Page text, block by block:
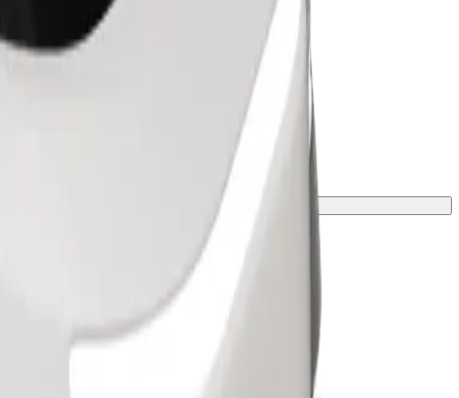
saber os limites exatos de idade, peso e altura.